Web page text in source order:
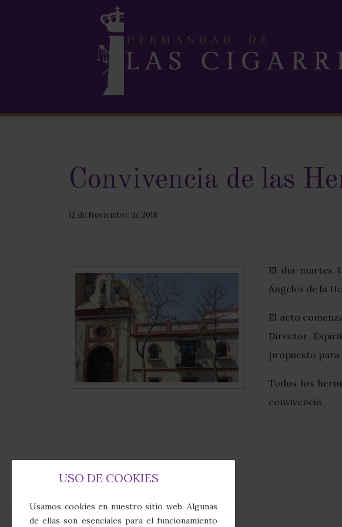
Convivencia de las
12 de Noviembre de 2018
El día martes
Ángeles de la
El acto
Director
propuesto para
Todos los
convivencia.
USO DE COOKIES
Usamos cookies en nuestro sitio web. Algunas
de ellas son esenciales para el funcionamiento